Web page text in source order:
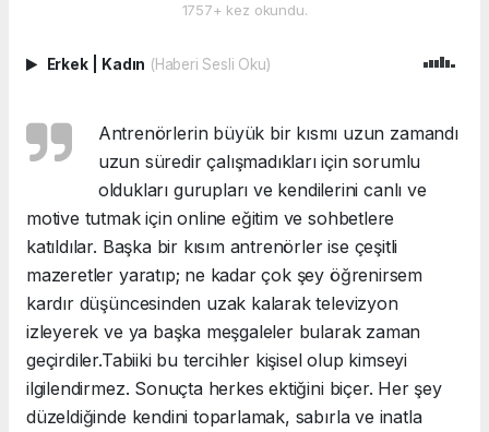
1757+ kez okundu.
Erkek Kadın (Haberi Sesli Oku)
Antrenörlerin büyük bir kısmı uzun zamandı
uzun süredir çalışmadıkları için sorumlu
oldukları gurupları ve kendilerini canlı ve
motive tutmak için online eğitim ve sohbetlere
katıldılar. Başka bir kısım antrenörler ise çeşitli
mazeretler yaratıp; ne kadar çok şey öğrenirsem
kardır düşüncesinden uzak kalarak televizyon
izleyerek ve ya başka meşgaleler bularak zaman
geçirdiler.Tabiiki bu tercihler kişisel olup kimseyi
ilgilendirmez. Sonuçta herkes ektiğini biçer. Her şey
düzeldiğinde kendini toparlamak, sabırla ve inatla